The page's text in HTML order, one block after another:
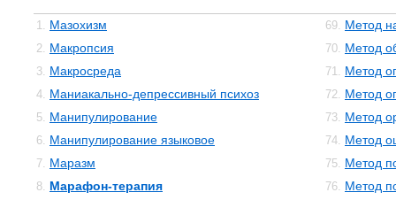
1. Мазохизм
2. Макропсия
3. Макросреда
4. Маниакально-депрессивный психоз
5. Манипулирование
6. Манипулирование языковое
7. Маразм
8. Марафон-терапия
69. Метод
70. Метод
71. Метод
72. Метод
73. Метод
74. Метод
75. Метод
76. Метод